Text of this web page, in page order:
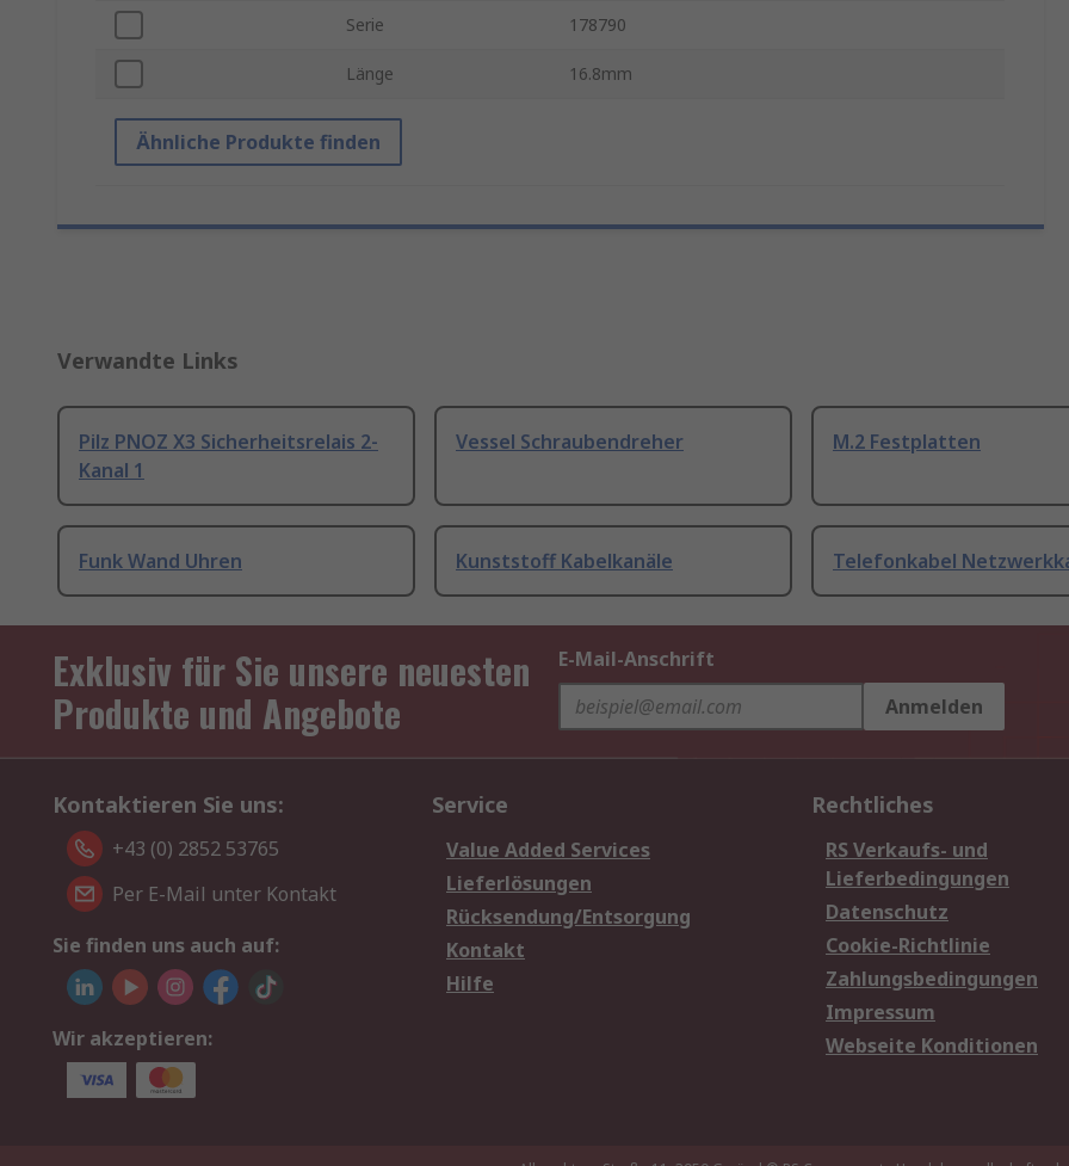
Serie 178790
Länge 16.8mm
Ähnliche Produkte finden
Verwandte Links
Pilz PNOZ X3 Sicherheitsrelais 2-
Kanal 1
Vessel Schraubendreher M.2 Festplatten
Funk Wand Uhren Kunststoff Kabelkanäle Telefonkabel
Exklusiv für Sie unsere neuesten
Produkte und Angebote
E-Mail-Anschrift
Anmelden
Kontaktieren Sie uns:
+43 (0) 2852 53765
Per E-Mail unter Kontakt
Sie finden uns auch auf:
Wir akzeptieren:
Service
Value Added Services
Lieferlösungen
Rücksendung/Entsorgung
Kontakt
Hilfe
Rechtliches
RS Verkaufs- und
Lieferbedingungen
Datenschutz
Cookie-Richtlinie
Zahlungsbedingungen
Impressum
Webseite Konditionen